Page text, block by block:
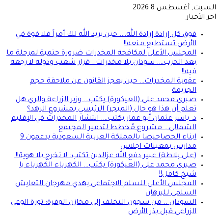
السبت, أغسطس 8 2026
اخر الأخبار
فوق كل إرادة إرادة الله…. حين يريد الله لك أمراً فلا قوة في
الأرض تستطيع منعه!!
المجلس الأعلى لمكافحة المخدرات ضرورة حتمية لمرحلة ما
بعد الحرب…. سودان بلا مخدرات.. قرار شعب ودولة لا رجعة
فيه!!
عقوبة المخدرات… حين يعجز القانون عن ملاحقة حجم
الجريمة
صبرى محمد علي (العيكورة) يكتب… وزير الزراعة والري هل
تعلم أن هذا هو حال (الميجر) الرئيسي بمشروع الرهد؟
د. ياسر عثمان أبو عمار يكتب…. انتشار المخدرات في الإقليم
الشمالي… مشروع مُخطط لتدمير المجتمع
ابناء الحصاحيصا بالمملكة العربية السعودية يدعمون 9
مدارس بمعينات اجلاس
(على بلاطة) عبير دفع الله عزالدين تكتب: لا تخرج بلا هوية!!
صبرى محمد علي (العيكورة) يكتب… الكهرباء الكهرباء يا
شيخ كامل!!
المجلس الأعلى للسلم الاجتماعي يهدي مهرجان التعايش
السلمي للبرهان
السودان .. من سجون التخلف إلى مخازن الوفرة: ثورة الوعي
الزراعي قبل بذر الأرض